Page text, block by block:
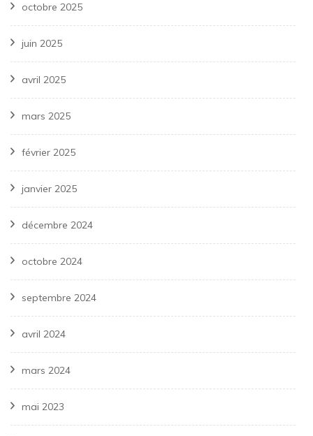
octobre 2025
juin 2025
avril 2025
mars 2025
février 2025
janvier 2025
décembre 2024
octobre 2024
septembre 2024
avril 2024
mars 2024
mai 2023